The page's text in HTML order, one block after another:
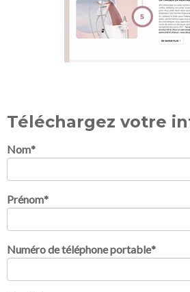
Téléchargez votre
Nom*
Prénom*
Numéro de téléphone portable*